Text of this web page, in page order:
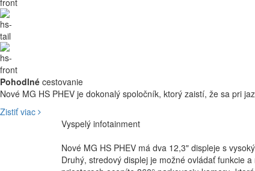
Pohodlné cestovanie
Nové MG HS PHEV je dokonalý spoločník, ktorý zaistí, že sa pri
Zistiť viac
Dorazte do cieľa
Vyspelý infotainment
Nové MG HS PHEV má dva 12,3" displeje s
Druhý, stredový displej je možné ovládať funkcie